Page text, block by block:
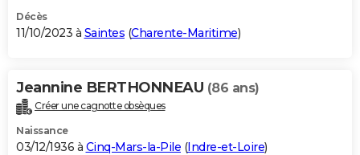
Décès
11/10/2023 à Saintes (Charente-Maritime)
Jeannine BERTHONNEAU (86 ans)
Créer une cagnotte obsèques
Naissance
03/12/1936 à Cinq-Mars-la-Pile (Indre-et-Loire)